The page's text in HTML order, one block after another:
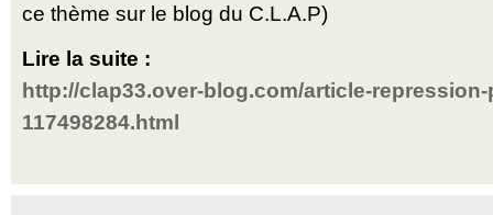
ce thème sur le blog du C.L.A.P)
Lire la suite :
http://clap33.over-blog.com/article-
117498284.html